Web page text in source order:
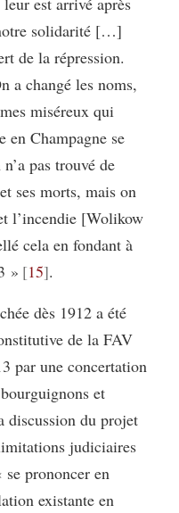
solidarité […]
de la répression.
a changé les noms,
miséreux qui
en Champagne se
pas trouvé de
ses morts, mais on
l’incendie [Wolikow
cela en fondant à
» 15 .
dès 1912 a été
de la FAV
par une concertation
et
discussion du projet
judiciaires
prononcer en
existante en